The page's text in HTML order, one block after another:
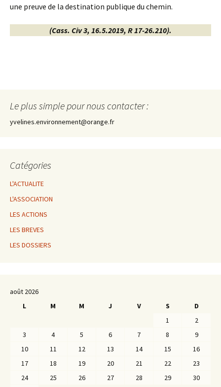
une preuve de la destination publique du chemin.
(Cass. Civ 3, 16.5.2019, R 17-26.210).
Le plus simple pour nous contacter :
yvelines.environnement@orange.fr
Catégories
L'ACTUALITE
L'ASSOCIATION
LES ACTIONS
LES BREVES
LES DOSSIERS
août 2026
L
M M J V S
D
1
2
3
4 5 6 7 8
9
10
11 12 13 14 15
16
17
18 19 20 21 22
23
24
25 26 27 28 29
30